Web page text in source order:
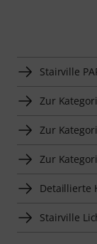
Stairville
Zur
Zur
Zur
Detaillierte
Stairville